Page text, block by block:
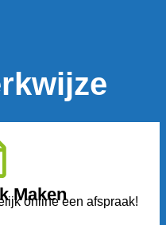
Maken
online een afspraak!